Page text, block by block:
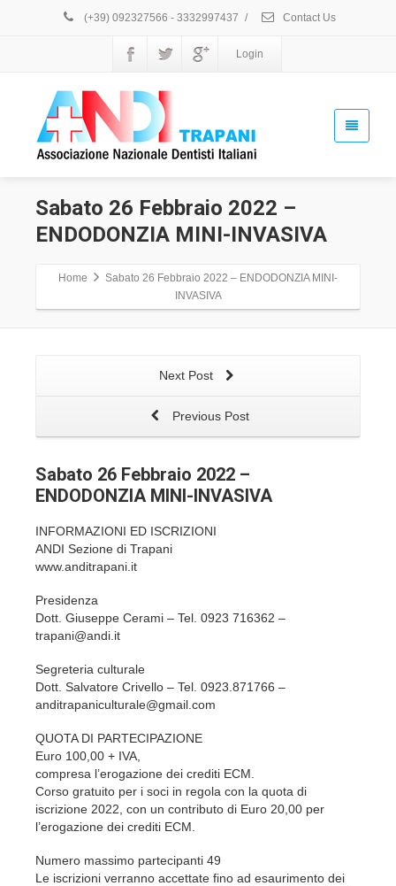
(+39) 092327566 - 3332997437 / Contact Us
Login
Sabato 26 Febbraio 2022 –
ENDODONZIA MINI-INVASIVA
Home
Sabato 26 Febbraio 2022 – ENDODONZIA MINI-
INVASIVA
Next Post
Previous Post
Sabato 26 Febbraio 2022 –
ENDODONZIA MINI-INVASIVA
INFORMAZIONI ED ISCRIZIONI
ANDI Sezione di Trapani
www.anditrapani.it
Presidenza
Dott. Giuseppe Cerami – Tel. 0923 716362 –
trapani@andi.it
Segreteria culturale
Dott. Salvatore Crivello – Tel. 0923.871766 –
anditrapaniculturale@gmail.com
QUOTA DI PARTECIPAZIONE
Euro 100,00 + IVA,
compresa l’erogazione dei crediti ECM.
Corso gratuito per i soci in regola con la quota di
iscrizione 2022, con un contributo di Euro 20,00 per
l’erogazione dei crediti ECM.
Numero massimo partecipanti 49
Le iscrizioni verranno accettate fino ad esaurimento dei